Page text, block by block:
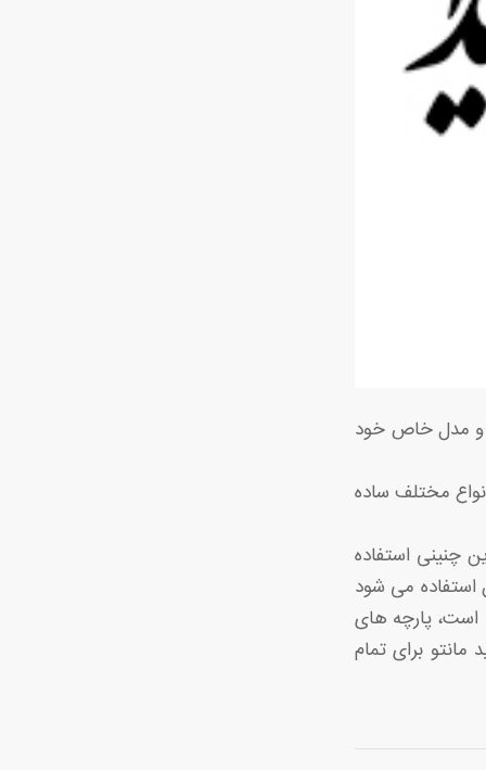
و مدل خاص خود
مختلف ساده
چنینی استفاده
استفاده می شود
است، پارچه های
مانتو برای تمام